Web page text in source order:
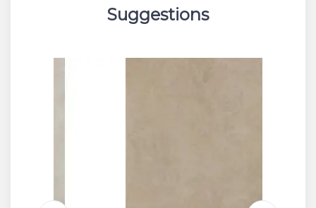
Suggestions